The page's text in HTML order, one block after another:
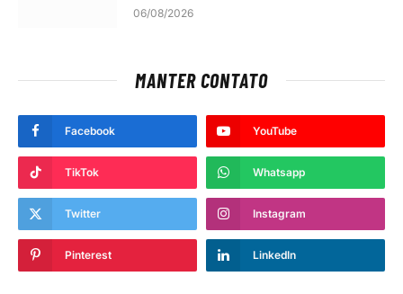
06/08/2026
MANTER CONTATO
Facebook YouTube
TikTok Whatsapp
Twitter Instagram
Pinterest LinkedIn